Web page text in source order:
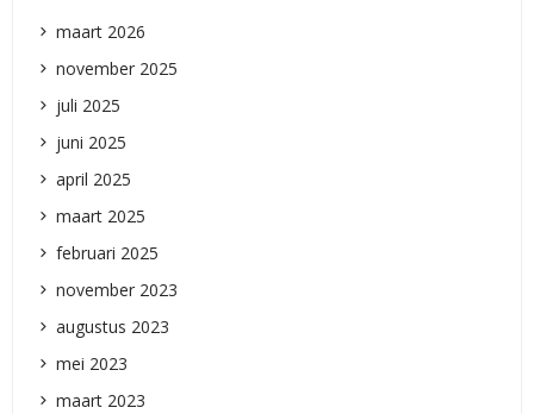
maart 2026
november 2025
juli 2025
juni 2025
april 2025
maart 2025
februari 2025
november 2023
augustus 2023
mei 2023
maart 2023